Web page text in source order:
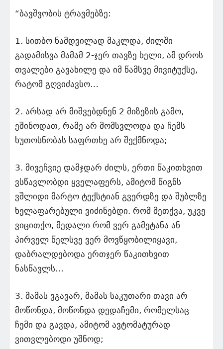
“ბავშვობის ტრავმებზე:
1. სითბო ნამდვილად მაკლდა, ძილში
გადამისვა მამამ 2-ჯერ თავზე ხელი, ამ დროს
თვალები გავახილე და იმ წამსვე მივიტუქსე,
რატომ გღვიძავსო…
2. არსად არ მიშვებდნენ 2 მიზეზის გამო,
ეშინოდათ, რამე არ მომსვლოდა და ჩემს
ხუთოსნობას საფრთხე არ შექმნოდა;
3. მივეჩვიე დამჯდარ ძილს, ერთი წაკითხვით
ვსწავლობდი ყველაფერს, ამიტომ წიგნს
ვშლიდი მარტო ტექსტიან გვერდზე და შუბლზე
ხელაფარებული ვიძინებდი. რომ მეთქვა, უკვე
ვიცითქო, მედალი რომ ვერ გამეტანა ან
პირველ წელსვე ვერ მოვწყობილიყავი,
დაბრალდებოდა ერთჯერ წაკითხვით
ნასწავლს…
3. მამას ვგავარ, მამას საკუთარი თავი არ
მოწონდა, მოწონდა დედაჩემი, რომელსაც
ჩემი და გავდა, ამიტომ ავტომატურად
ვითვლებოდი უშნოდ;